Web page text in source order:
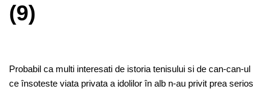
(9)
Probabil ca multi interesati de istoria tenisului si de can-can-ul
ce însoteste viata privata a idolilor în alb n-au privit prea serios